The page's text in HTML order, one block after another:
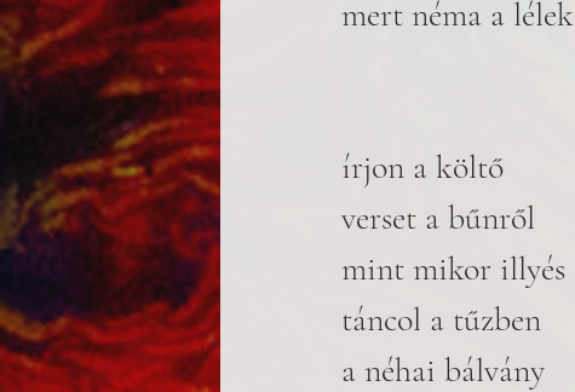
mert néma a lélek
írjon a költő
verset a bűnről
mint mikor illyés
táncol a tűzben
a néhai bálvány